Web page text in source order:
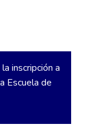
inscripción a
Escuela de